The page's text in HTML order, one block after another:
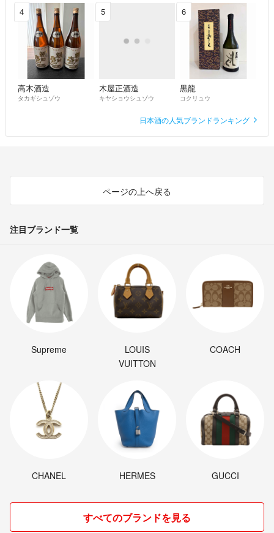
4
高木酒造
タカギシュゾウ
5
木屋正酒造
キヤショウシュゾウ
6
黒龍
コクリュウ
日本酒の人気ブランドランキング
ページの上へ戻る
注目ブランド一覧
Supreme
LOUIS
VUITTON
COACH
CHANEL HERMES GUCCI
すべてのブランドを見る